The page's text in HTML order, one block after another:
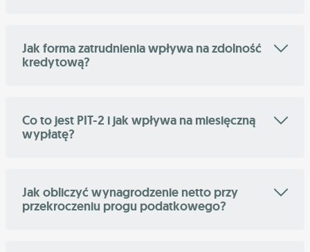
Jak forma zatrudnienia wpływa na zdolność
kredytową?
Co to jest PIT-2 i jak wpływa na miesięczną
wypłatę?
Jak obliczyć wynagrodzenie netto przy
przekroczeniu progu podatkowego?